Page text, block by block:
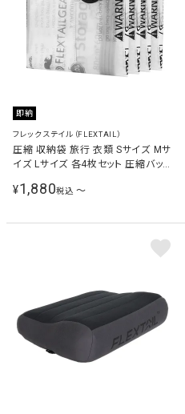
即納
フレックステイル（FLEXTAIL）
圧縮 収納袋 旅行 衣類 Sサイズ Mサ
イズ Lサイズ 各4枚セット 圧縮バッグ
¥1,880税込 〜